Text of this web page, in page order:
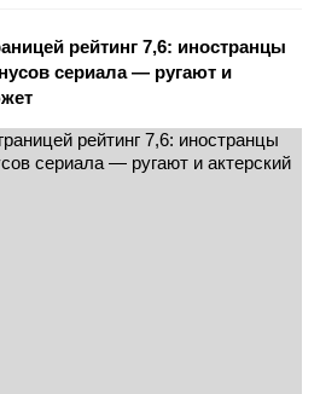
рейтинг 7,6: иностранцы
сериала — ругают и